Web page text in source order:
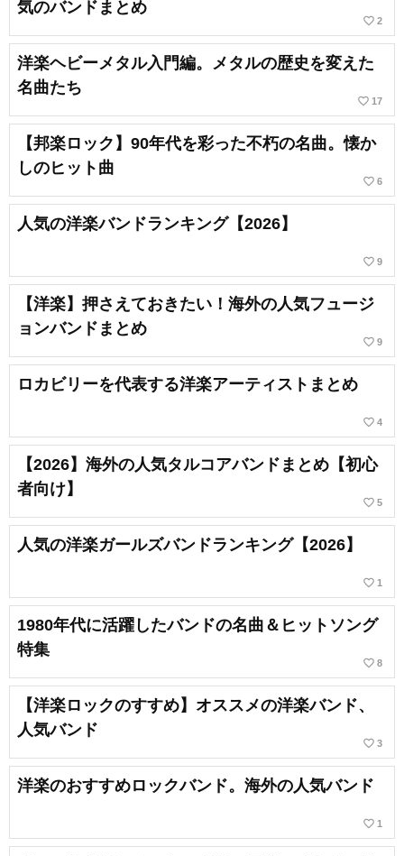
気のバンドまとめ
favorite_border 2
洋楽ヘビーメタル入門編。メタルの歴史を変えた
名曲たち
favorite_border 17
【邦楽ロック】90年代を彩った不朽の名曲。懐か
しのヒット曲
favorite_border 6
人気の洋楽バンドランキング【2026】
favorite_border 9
【洋楽】押さえておきたい！海外の人気フュージ
ョンバンドまとめ
favorite_border 9
ロカビリーを代表する洋楽アーティストまとめ
favorite_border 4
【2026】海外の人気タルコアバンドまとめ【初心
者向け】
favorite_border 5
人気の洋楽ガールズバンドランキング【2026】
favorite_border 1
1980年代に活躍したバンドの名曲＆ヒットソング
特集
favorite_border 8
【洋楽ロックのすすめ】オススメの洋楽バンド、
人気バンド
favorite_border 3
洋楽のおすすめロックバンド。海外の人気バンド
favorite_border 1